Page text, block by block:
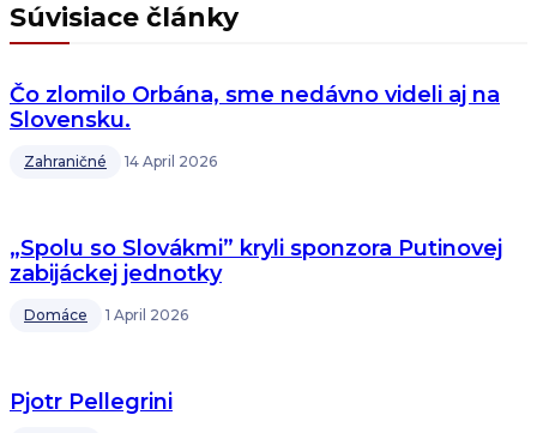
Súvisiace články
Čo zlomilo Orbána, sme nedávno videli aj na
Slovensku.
Zahraničné 14 April 2026
„Spolu so Slovákmi” kryli sponzora Putinovej
zabijáckej jednotky
Domáce 1 April 2026
Pjotr Pellegrini